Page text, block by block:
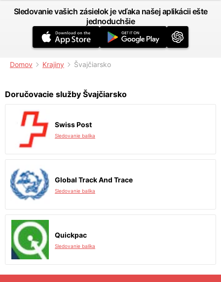
Sledovanie vašich zásielok je vďaka našej aplikácii ešte
jednoduchšie
Domov Krajiny Švajčiarsko
Doručovacie služby Švajčiarsko
Swiss Post
Sledovanie balíka
Global Track And Trace
Sledovanie balíka
Quickpac
Sledovanie balíka